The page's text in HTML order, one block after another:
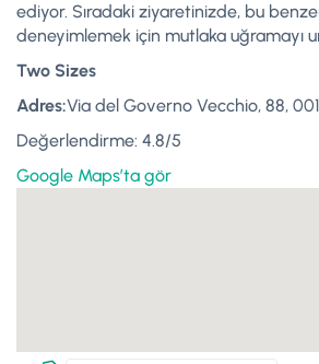
ediyor. Sıradaki ziyaretinizde, bu
deneyimlemek için mutlaka uğramayı
Two Sizes
Adres:Via del Governo Vecchio, 88,
Değerlendirme: 4.8/5
Google Maps’ta gör